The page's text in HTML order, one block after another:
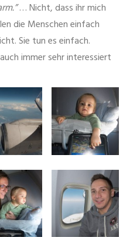
… Nicht, dass ihr mich
die Menschen einfach
Sie tun es einfach.
immer sehr interessiert